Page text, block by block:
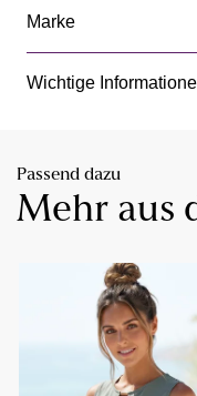
Marke
Wichtige
Passend dazu
Mehr aus